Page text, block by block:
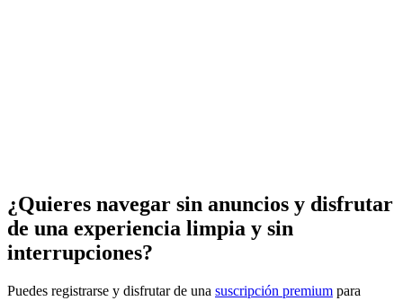
¿Quieres navegar sin anuncios y disfrutar
de una experiencia limpia y sin
interrupciones?
Puedes registrarse y disfrutar de una suscripción premium para